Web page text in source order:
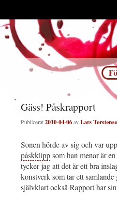
Gäss! Påskrapport
Publicerat2010-04-06avLars
Sonen hörde av sig och var
påskklippsom han menar är
tycker jag att det är ett bra
konstverk som tar ett
självklart också Rapport har